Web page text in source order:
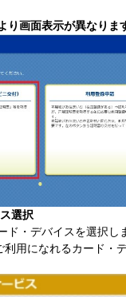
り画面表示が異なりま
選択
ド・デバイスを選択し
用になれるカード・